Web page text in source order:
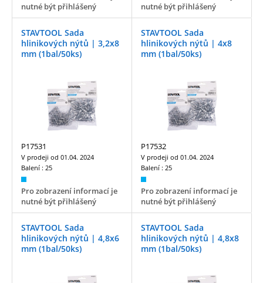
nutné být přihlášený
nutné být přihlášený
STAVTOOL Sada
hlinikových nýtů | 3,2x8
mm (1bal/50ks)
P17531
V prodeji od 01.04. 2024
Balení : 25
Pro zobrazení informací je
nutné být přihlášený
STAVTOOL Sada
hlinikových nýtů | 4x8
mm (1bal/50ks)
P17532
V prodeji od 01.04. 2024
Balení : 25
Pro zobrazení informací je
nutné být přihlášený
STAVTOOL Sada
hlinikových nýtů | 4,8x6
mm (1bal/50ks)
STAVTOOL Sada
hlinikových nýtů | 4,8x8
mm (1bal/50ks)